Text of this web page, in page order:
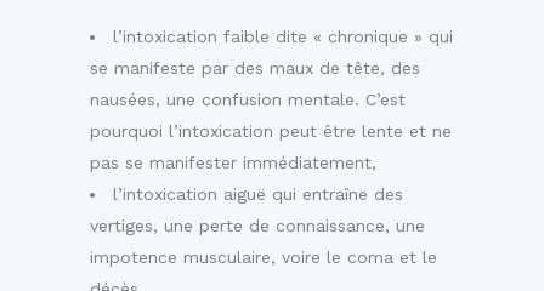
l’intoxication faible dite « chronique » qui
se manifeste par des maux de tête, des
nausées, une confusion mentale. C’est
pourquoi l’intoxication peut être lente et ne
pas se manifester immédiatement,
l’intoxication aiguë qui entraîne des
vertiges, une perte de connaissance, une
impotence musculaire, voire le coma et le